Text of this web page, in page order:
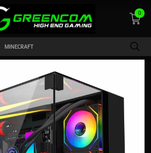
0
MINECRAFT